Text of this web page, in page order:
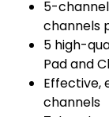
5-
channels
5 high-
Pad and
Effective,
channels